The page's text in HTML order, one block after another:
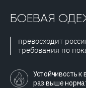
БОЕВАЯ
превосходит
требования по
Устойчивость
раз выше